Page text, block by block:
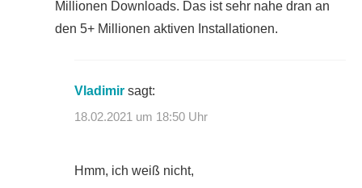
Millionen Downloads. Das ist sehr nahe dran an
den 5+ Millionen aktiven Installationen.
Vladimir sagt:
18.02.2021 um 18:50 Uhr
Hmm, ich weiß nicht,